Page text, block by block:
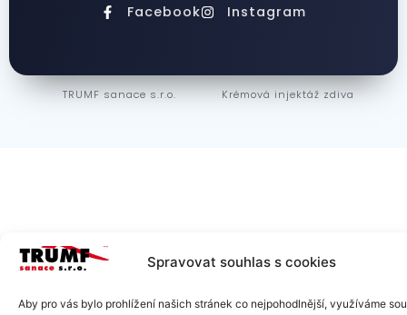
Spravovat souhlas s cookies
Aby pro vás bylo prohlížení našich stránek co nejpohodlnější, využíváme
Facebook Instagram
TRUMF sanace s.r.o. Krémová injektáž zdiva